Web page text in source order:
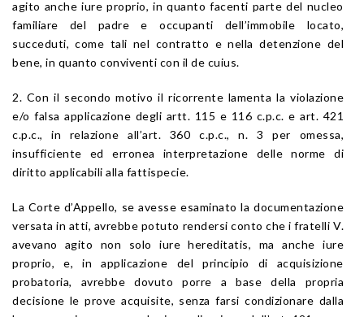
agito anche iure proprio, in quanto facenti parte del nucleo
familiare del padre e occupanti dell’immobile locato,
succeduti, come tali nel contratto e nella detenzione del
bene, in quanto conviventi con il de cuius.
2. Con il secondo motivo il ricorrente lamenta la violazione
e/o falsa applicazione degli artt. 115 e 116 c.p.c. e art. 421
c.p.c., in relazione all’art. 360 c.p.c., n. 3 per omessa,
insufficiente ed erronea interpretazione delle norme di
diritto applicabili alla fattispecie.
La Corte d’Appello, se avesse esaminato la documentazione
versata in atti, avrebbe potuto rendersi conto che i fratelli V.
avevano agito non solo iure hereditatis, ma anche iure
proprio, e, in applicazione del principio di acquisizione
probatoria, avrebbe dovuto porre a base della propria
decisione le prove acquisite, senza farsi condizionare dalla